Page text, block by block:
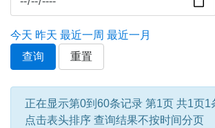
今天 昨天 最近一周 最近一月
查询
重置
正在显示第0到60条记录 第1页 共1页1
点击表头排序 查询结果不按时间分页